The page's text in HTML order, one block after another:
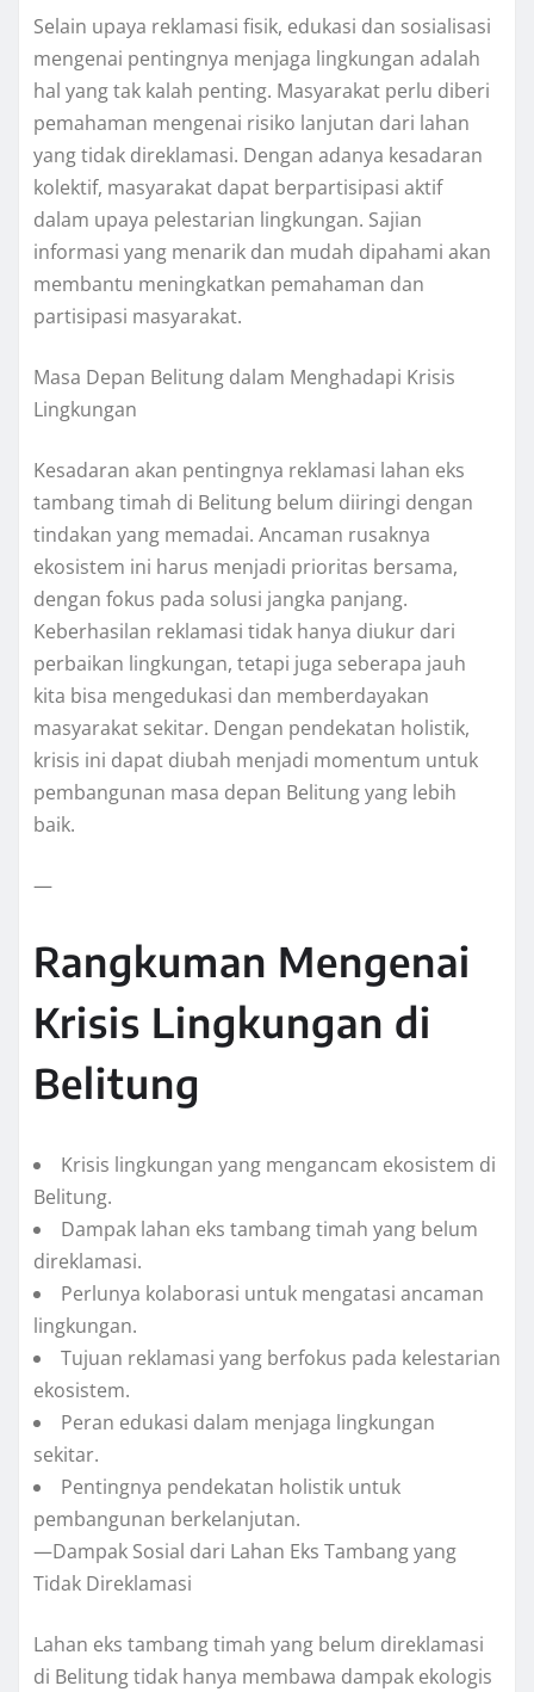
Selain upaya reklamasi fisik, edukasi dan sosialisasi
mengenai pentingnya menjaga lingkungan adalah
hal yang tak kalah penting. Masyarakat perlu diberi
pemahaman mengenai risiko lanjutan dari lahan
yang tidak direklamasi. Dengan adanya kesadaran
kolektif, masyarakat dapat berpartisipasi aktif
dalam upaya pelestarian lingkungan. Sajian
informasi yang menarik dan mudah dipahami akan
membantu meningkatkan pemahaman dan
partisipasi masyarakat.
Masa Depan Belitung dalam Menghadapi Krisis
Lingkungan
Kesadaran akan pentingnya reklamasi lahan eks
tambang timah di Belitung belum diiringi dengan
tindakan yang memadai. Ancaman rusaknya
ekosistem ini harus menjadi prioritas bersama,
dengan fokus pada solusi jangka panjang.
Keberhasilan reklamasi tidak hanya diukur dari
perbaikan lingkungan, tetapi juga seberapa jauh
kita bisa mengedukasi dan memberdayakan
masyarakat sekitar. Dengan pendekatan holistik,
krisis ini dapat diubah menjadi momentum untuk
pembangunan masa depan Belitung yang lebih
baik.
—
Rangkuman Mengenai
Krisis Lingkungan di
Belitung
Krisis lingkungan yang mengancam ekosistem di
Belitung.
Dampak lahan eks tambang timah yang belum
direklamasi.
Perlunya kolaborasi untuk mengatasi ancaman
lingkungan.
Tujuan reklamasi yang berfokus pada kelestarian
ekosistem.
Peran edukasi dalam menjaga lingkungan
sekitar.
Pentingnya pendekatan holistik untuk
pembangunan berkelanjutan.
—Dampak Sosial dari Lahan Eks Tambang yang
Tidak Direklamasi
Lahan eks tambang timah yang belum direklamasi
di Belitung tidak hanya membawa dampak ekologis